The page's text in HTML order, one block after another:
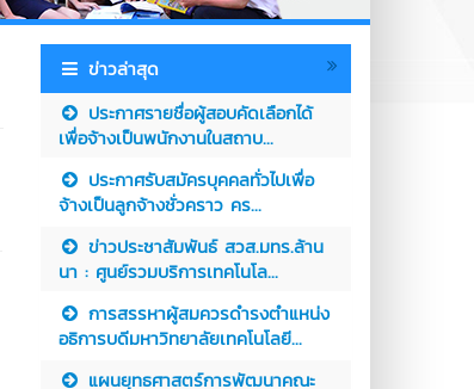
ข่าวล่าสุด
ประกาศรายชื่อผู้สอบคัดเลือกได้
เพื่อจ้างเป็นพนักงานในสถาบ...
ประกาศรับสมัครบุคคลทั่วไปเพื่อ
จ้างเป็นลูกจ้างชั่วคราว คร...
ข่าวประชาสัมพันธ์ สวส.มทร.ล้าน
นา : ศูนย์รวมบริการเทคโนโล...
การสรรหาผู้สมควรดำรงตำแหน่ง
อธิการบดีมหาวิทยาลัยเทคโนโลยี...
แผนยุทธศาสตร์การพัฒนาคณะ